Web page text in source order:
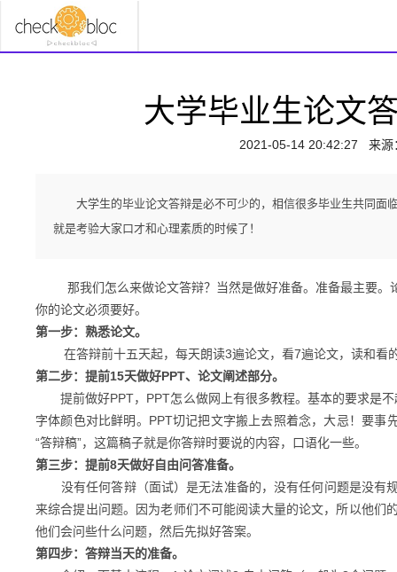
大学毕业生论文
2021-05-14 20:42:27 来源
大学生的毕业论文答辩是必不可少的，相信很多毕业生共同面
就是考验大家口才和心理素质的时候了！
那我们怎么来做论文答辩？当然是做好准备。准备最主要。
你的论文必须要好。
第一步：熟悉论文。
在答辩前十五天起，每天朗读3遍论文，看7遍论文，读和看
第二步：提前15天做好PPT、论文阐述部分。
提前做好PPT，PPT怎么做网上有很多教程。基本的要求是不
字体颜色对比鲜明。PPT切记把文字搬上去照着念，大忌！要
“答辩稿”，这篇稿子就是你答辩时要说的内容，口语化一些。
第三步：提前8天做好自由问答准备。
没有任何答辩（面试）是无法准备的，没有任何问题是没有
来综合提出问题。因为老师们不可能阅读大量的论文，所以他们
他们会问些什么问题，然后先拟好答案。
第四步：答辩当天的准备。